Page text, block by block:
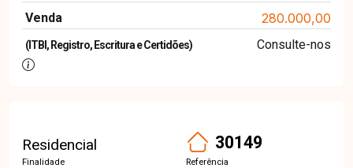
Venda 280.000,00
(ITBI, Registro, Escritura e Certidões) Consulte-nos
Residencial
Finalidade
30149
Referência